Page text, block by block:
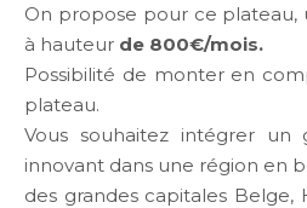
On propose pour ce
à hauteur de 800€/mois.
Possibilité de monter en
plateau.
Vous souhaitez intégrer un
innovant dans une région en
des grandes capitales Belge,